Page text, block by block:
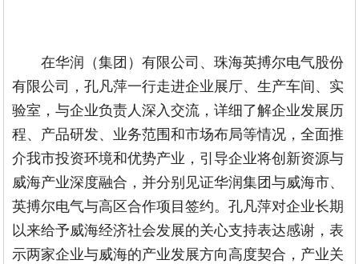
在华润（集团）有限公司、珠海英搏尔电气股份
有限公司，孔凡萍一行走进企业展厅、生产车间、实
验室，与企业负责人深入交流，详细了解企业发展历
程、产品研发、业务范围和市场布局等情况，全面推
介我市投资环境和优势产业，引导企业将创新资源与
威海产业深度融合，并分别见证华润集团与威海市、
英搏尔电气与高区合作项目签约。孔凡萍对企业长期
以来给予威海经济社会发展的关心支持表达感谢，表
示两家企业与威海的产业发展方向高度契合，产业关